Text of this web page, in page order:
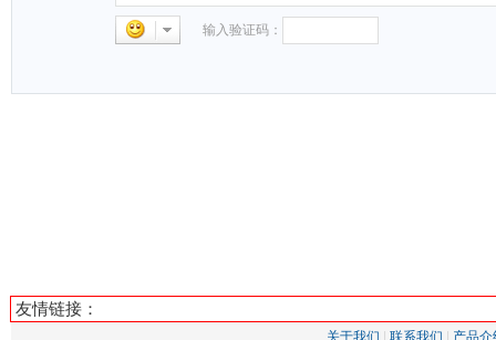
输入验证码：
友情链接：
关于我们 联系我们 产品介